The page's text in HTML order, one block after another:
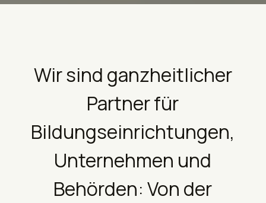
Wir sind ganzheitlicher
Partner für
Bildungseinrichtungen,
Unternehmen und
Behörden: Von der